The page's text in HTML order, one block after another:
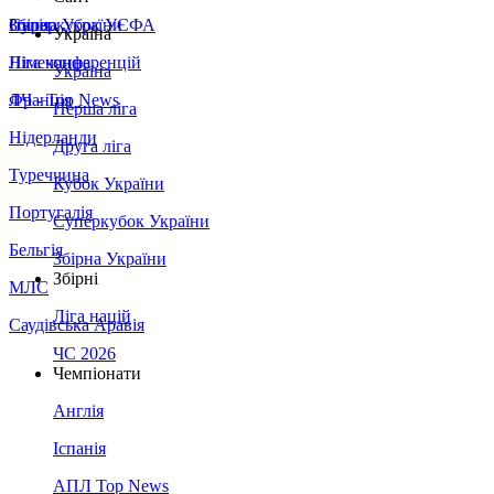
Збірна України
Італія
Німеччина
Франція
Нідерланди
Туреччина
Португалія
Бельгія
МЛС
Саудівська Аравія
Суперкубок УЄФА
Ліга конференцій
ЛЧ - Top News
Україна
Україна
Перша ліга
Друга ліга
Кубок України
Суперкубок України
Збірна України
Збірні
Ліга націй
ЧС 2026
Чемпіонати
Англія
Іспанія
АПЛ Top News